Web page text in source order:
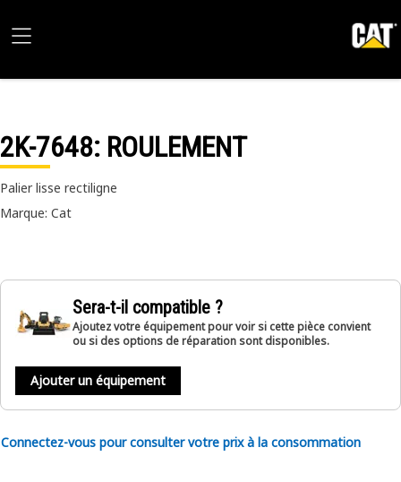
2K-7648: ROULEMENT
Palier lisse rectiligne
Marque: Cat
Sera-t-il compatible ?
Ajoutez votre équipement pour voir si cette pièce convient
ou si des options de réparation sont disponibles.
Ajouter un équipement
Connectez-vous pour consulter votre prix à la consommation